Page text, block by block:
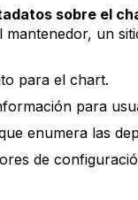
sobre el
un
para el chart.
para
enumera las
de